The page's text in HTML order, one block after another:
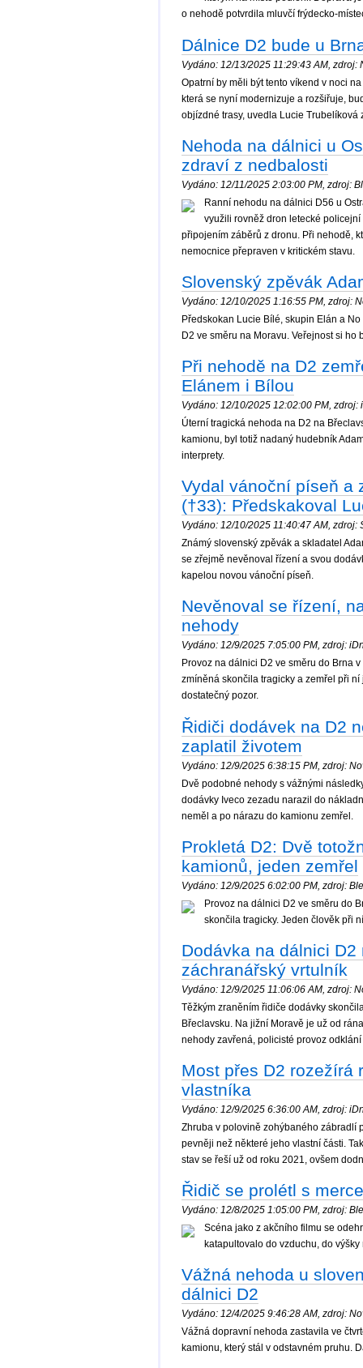
o nehodě potvrdila mluvčí frýdecko-
Dálnice D2 bude u
Vydáno: 12/13/2025 11:29:43 AM, zdroj:
Opatrní by měli být tento víkend v noci
která se nyní modernizuje a rozšiřuje,
objízdné trasy, uvedla Lucie
Nehoda na dálnici u
zdraví z nedbalosti
Vydáno: 12/11/2025 2:03:00 PM, zdroj:
Ranní nehodu na dálnici D56 u
využili rovněž dron letecké
připojením záběrů z dronu. Při nehodě,
nemocnice přepraven v kritickém stavu.
Slovenský zpěvák
Vydáno: 12/10/2025 1:16:55 PM, zdroj:
Předskokan Lucie Bílé, skupin Elán a
D2 ve směru na Moravu. Veřejnost si
Při nehodě na D2
Elánem i Bílou
Vydáno: 12/10/2025 12:02:00 PM,
Úterní tragická nehoda na D2 na
kamionu, byl totiž nadaný hudebník
interprety.
Vydal vánoční píseň a
(†33): Předskakoval
Vydáno: 12/10/2025 11:40:47 AM, zdroj:
Známý slovenský zpěvák a skladatel
se zřejmě nevěnoval řízení a svou
kapelou novou vánoční píseň.
Nevěnoval se řízení,
nehody
Vydáno: 12/9/2025 7:05:00 PM, zdroj:
Provoz na dálnici D2 ve směru do Brna
zmíněná skončila tragicky a zemřel při
dostatečný pozor.
Řidiči dodávek na D2
zaplatil životem
Vydáno: 12/9/2025 6:38:15 PM, zdroj:
Dvě podobné nehody s vážnými
dodávky Iveco zezadu narazil do
neměl a po nárazu do kamionu zemřel.
Prokletá D2: Dvě
kamionů, jeden zemřel
Vydáno: 12/9/2025 6:02:00 PM, zdroj:
Provoz na dálnici D2 ve směru do
skončila tragicky. Jeden člověk při
Dodávka na dálnici
záchranářský vrtulník
Vydáno: 12/9/2025 11:06:06 AM, zdroj:
Těžkým zraněním řidiče dodávky
Břeclavsku. Na jižní Moravě je už od
nehody zavřená, policisté provoz
Most přes D2 rozežírá
vlastníka
Vydáno: 12/9/2025 6:36:00 AM, zdroj:
Zhruba v polovině zohýbaného zábradlí
pevněji než některé jeho vlastní části.
stav se řeší už od roku 2021, ovšem
Řidič se prolétl s
Vydáno: 12/8/2025 1:05:00 PM, zdroj:
Scéna jako z akčního filmu se
katapultovalo do vzduchu, do
Vážná nehoda u
dálnici D2
Vydáno: 12/4/2025 9:46:28 AM, zdroj:
Vážná dopravní nehoda zastavila ve
kamionu, který stál v odstavném pruhu.